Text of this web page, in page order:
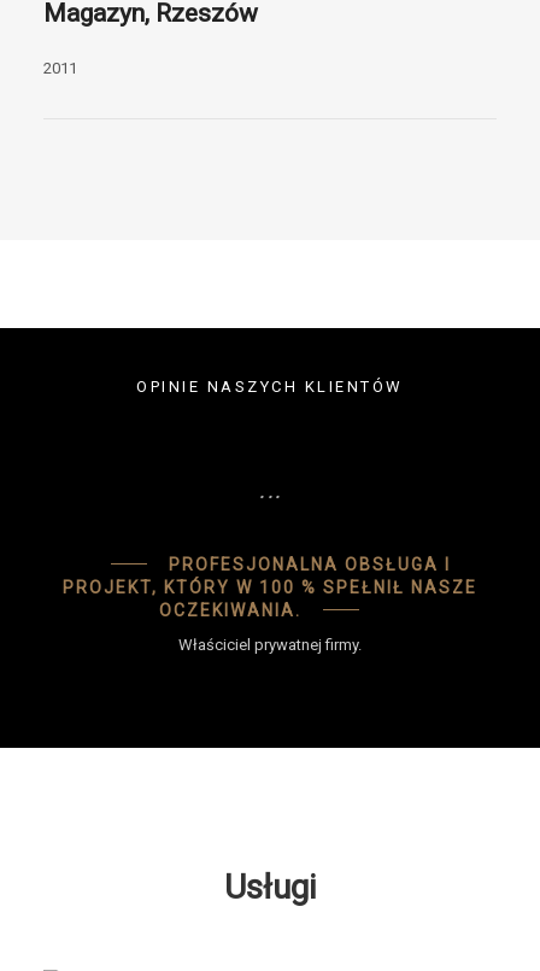
Magazyn, Rzeszów
2011
OPINIE NASZYCH KLIENTÓW
...
PROFESJONALNA OBSŁUGA I
PROJEKT, KTÓRY W 100 % SPEŁNIŁ NASZE
OCZEKIWANIA.
Właściciel prywatnej firmy.
Usługi